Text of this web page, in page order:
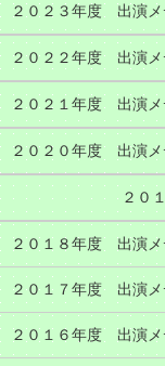
２０２３年度 出演メ
２０２２年度 出演メ
２０２１年度 出演メ
２０２０年度 出演メ
２０１９年度
２０１８年度 出演メ
２０１７年度 出演メ
２０１６年度 出演メ